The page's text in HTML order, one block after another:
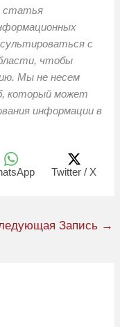
статья
с
чтобы
Мы не несем
который может
информации в
Twitter / X
Запись →